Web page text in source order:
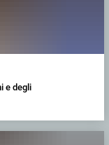
e degli